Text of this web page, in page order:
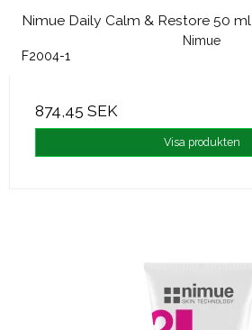
Nimue Daily Calm & Restore 50 ml
Nimue
F2004-1
874,45 SEK
Visa produkten